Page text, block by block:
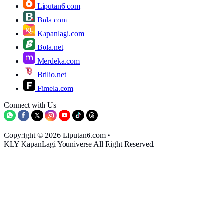
Liputan6.com
Bola.com
Kapanlagi.com
Bola.net
Merdeka.com
Brilio.net
Fimela.com
Connect with Us
Copyright © 2026 Liputan6.com •
KLY KapanLagi Youniverse All Right Reserved.